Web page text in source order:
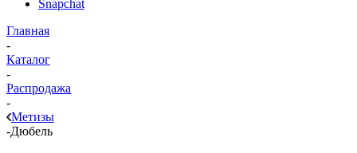
Snapchat
Главная
-
Каталог
-
Распродажа
-
Метизы
-Дюбель